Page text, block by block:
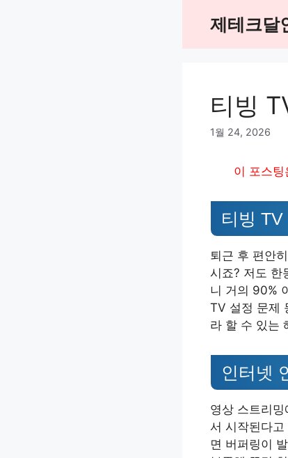
제테크달
티빙
1월 24, 2026
이 포스
티빙
퇴근 후 편안
시죠? 저도 한
니 거의 90%
TV 설정 문제
라 할 수 있는
인터넷
영상 스트리
서 시작된다
면 버퍼링이